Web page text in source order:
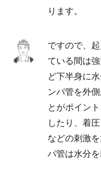
ります。
ですので、
ている間は
ど下半身に
ンパ管を外
とがポイン
したり、着
などの刺激
パ管は水分